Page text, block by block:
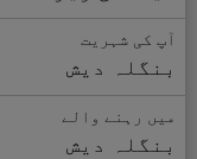
آپ کی شہریت
بنگلہ دیش
میں رہنے والے
بنگلہ دیش